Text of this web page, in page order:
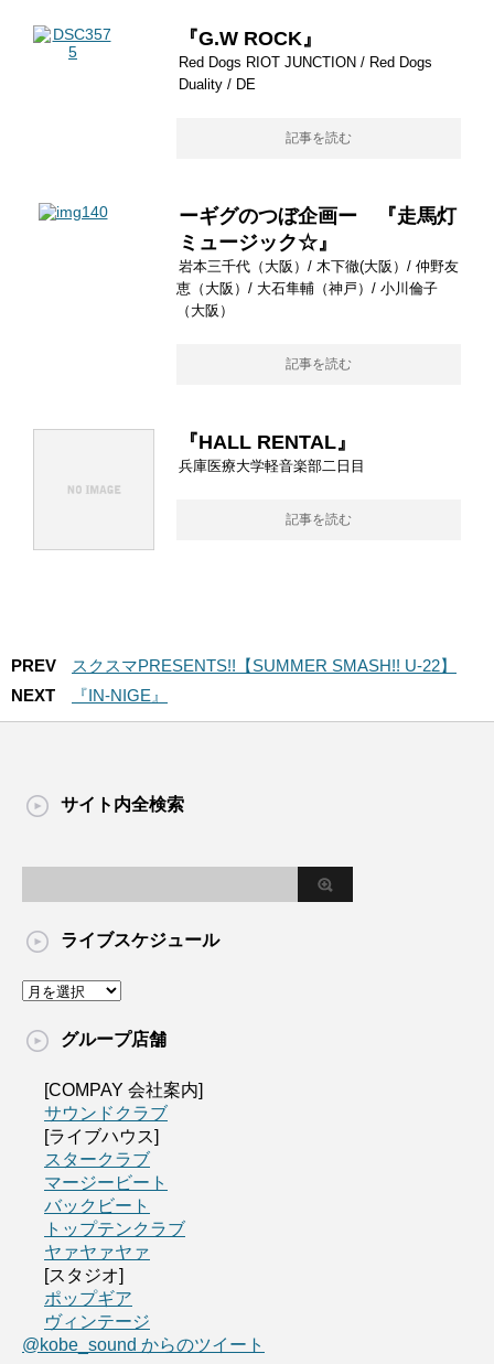
『G.W ROCK』
Red Dogs RIOT JUNCTION / Red Dogs
Duality / DE
記事を読む
ーギグのつぼ企画ー 『走馬灯
ミュージック☆』
岩本三千代（大阪）/ 木下徹(大阪）/ 仲野友
恵（大阪）/ 大石隼輔（神戸）/ 小川倫子
（大阪）
記事を読む
『HALL RENTAL』
兵庫医療大学軽音楽部二日目
記事を読む
PREV
スクスマPRESENTS!!【SUMMER SMASH!! U-22】
NEXT
『IN-NIGE』
サイト内全検索
ライブスケジュール
グループ店舗
[COMPAY 会社案内]
サウンドクラブ
[ライブハウス]
スタークラブ
マージービート
バックビート
トップテンクラブ
ヤァヤァヤァ
[スタジオ]
ポップギア
ヴィンテージ
@kobe_sound からのツイート